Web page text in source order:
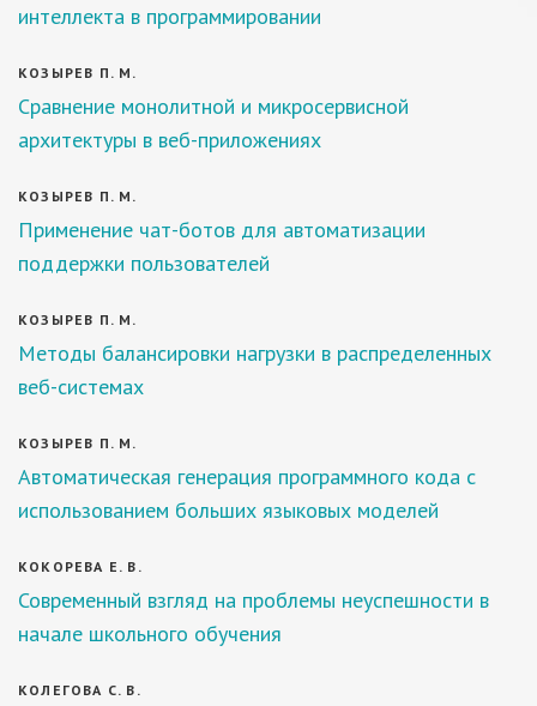
интеллекта в программировании
КОЗЫРЕВ П. М.
Сравнение монолитной и микросервисной
архитектуры в веб-приложениях
КОЗЫРЕВ П. М.
Применение чат-ботов для автоматизации
поддержки пользователей
КОЗЫРЕВ П. М.
Методы балансировки нагрузки в распределенных
веб-системах
КОЗЫРЕВ П. М.
Автоматическая генерация программного кода с
использованием больших языковых моделей
КОКОРЕВА Е. В.
Современный взгляд на проблемы неуспешности в
начале школьного обучения
КОЛЕГОВА С. В.